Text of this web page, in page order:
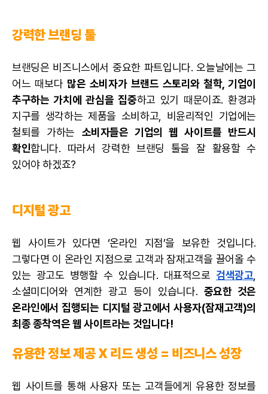
강력한 브랜딩 툴
브랜딩은 비즈니스에서 중요한 파트입니다. 오늘날에는 그
어느 때보다 많은 소비자가 브랜드 스토리와 철학, 기업이
추구하는 가치에 관심을 집중하고 있기 때문이죠. 환경과
지구를 생각하는 제품을 소비하고, 비윤리적인 기업에는
철퇴를 가하는 소비자들은 기업의 웹 사이트를 반드시
확인합니다. 따라서 강력한 브랜딩 툴을 잘 활용할 수
있어야 하겠죠?
디지털 광고
웹 사이트가 있다면 ‘온라인 지점’을 보유한 것입니다.
그렇다면 이 온라인 지점으로 고객과 잠재고객을 끌어올 수
있는 광고도 병행할 수 있습니다. 대표적으로 검색광고
소셜미디어와 연계한 광고 등이 있습니다. 중요한 것은
온라인에서 집행되는 디지털 광고에서 사용자(잠재고객)의
최종 종착역은 웹 사이트라는 것입니다!
유용한 정보 제공 X 리드 생성 = 비즈니스 성장
웹 사이트를 통해 사용자 또는 고객들에게 유용한 정보를